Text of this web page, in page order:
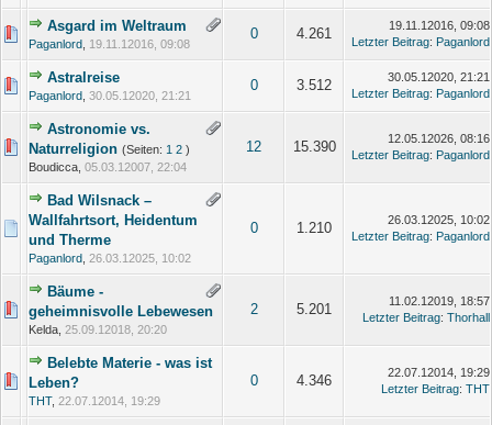
Asgard im Weltraum
Paganlord 19.11.12016, 09:08
0 4.261
19.11.12016, 09:08
Letzter Beitrag: Paganlord
Astralreise
Paganlord 30.05.12020, 21:21
0 3.512
30.05.12020, 21:21
Letzter Beitrag: Paganlord
Astronomie vs.
Naturreligion (Seiten: 1 2 )
Boudicca, 05.03.12007, 22:04
12 15.390
12.05.12026, 08:16
Letzter Beitrag: Paganlord
Bad Wilsnack –
Wallfahrtsort, Heidentum
und Therme
Paganlord 26.03.12025, 10:02
0 1.210
26.03.12025, 10:02
Letzter Beitrag: Paganlord
Bäume -
geheimnisvolle Lebewesen
Kelda, 25.09.12018, 20:20
2 5.201
11.02.12019, 18:57
Letzter Beitrag: Thorhall
Belebte Materie - was ist
Leben?
THT, 22.07.12014, 19:29
0 4.346
22.07.12014, 19:29
Letzter Beitrag: THT